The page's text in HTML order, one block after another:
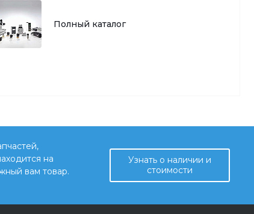
Полный каталог
на
вам товар.
Узнать о наличии и
стоимости